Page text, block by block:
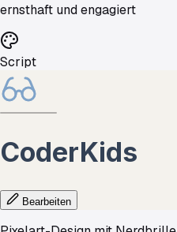
ernsthaft und engagiert
Script
CoderKids
Bearbeiten